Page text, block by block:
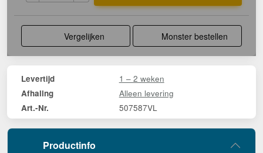
Vergelijken Monster bestellen
Levertijd 1 – 2 weken
Afhaling Alleen levering
Art.-Nr. 507587VL
Productinfo